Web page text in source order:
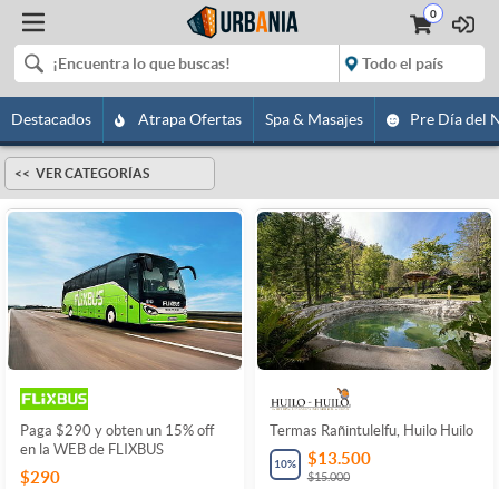
0
Destacados Atrapa Ofertas Spa & Masajes Pre Día del
VER CATEGORÍAS
Paga $290 y obten un 15% off
en la WEB de FLIXBUS
$290
Termas Rañintulelfu, Huilo Huilo
10% $13.500
$15.000